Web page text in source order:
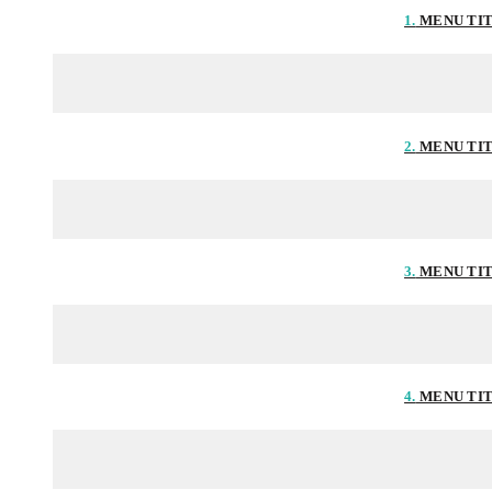
1. MENU
2. MENU
3. MENU
4. MENU